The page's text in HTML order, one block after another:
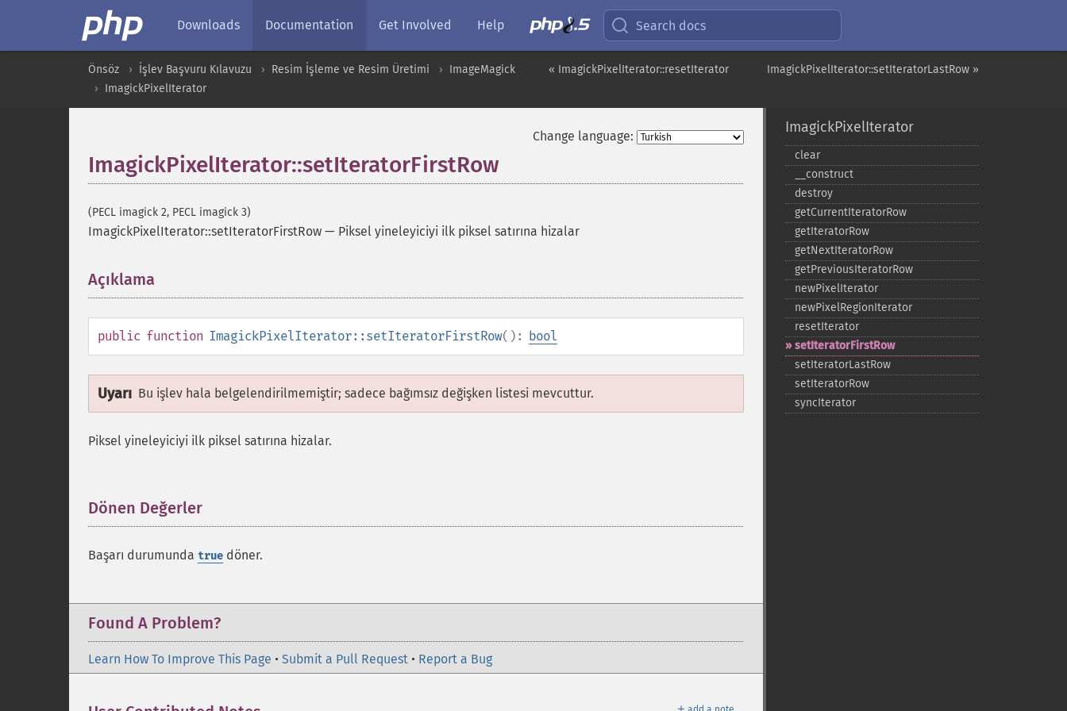
Downloads Documentation Get Involved Help Search docs
ImagickPixelIterator::setIteratorLastRow »
« ImagickPixelIterator::resetIterator
Önsöz İşlev Başvuru Kılavuzu Resim İşleme ve Resim Üretimi
ImageMagick
ImagickPixelIterator
Change language:
ImagickPixelIterator::setIteratorFirstRow
(PECL imagick 2, PECL imagick 3)
ImagickPixelIterator::setIteratorFirstRow — Piksel yineleyiciyi ilk piksel satırına hizalar
Açıklama
public function ImagickPixelIterator::setIteratorFirstRow(): bool
Uyarı Bu işlev hala belgelendirilmemiştir; sadece bağımsız değişken listesi mevcuttur.
Piksel yineleyiciyi ilk piksel satırına hizalar.
Dönen Değerler
Başarı durumunda true döner.
Found A Problem?
Learn How To Improve This Page • Submit a Pull Request • Report a Bug
ImagickPixelIterator
clear
_​_​construct
destroy
getCurrentIteratorRow
getIteratorRow
getNextIteratorRow
getPreviousIteratorRow
newPixelIterator
newPixelRegionIterator
resetIterator
setIteratorFirstRow
setIteratorLastRow
setIteratorRow
syncIterator